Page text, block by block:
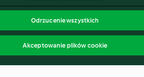
Odrzucenie wszystkich
Akceptowanie plików cookie